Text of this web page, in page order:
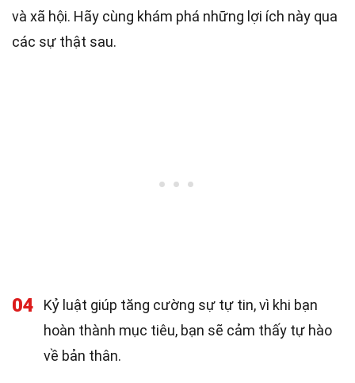
và xã hội. Hãy cùng khám phá những lợi ích này qua
các sự thật sau.
04
Kỷ luật giúp tăng cường sự tự tin, vì khi bạn
hoàn thành mục tiêu, bạn sẽ cảm thấy tự hào
về bản thân.